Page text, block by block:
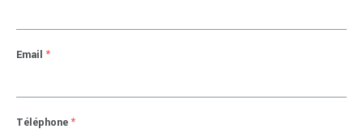
Email *
Téléphone *